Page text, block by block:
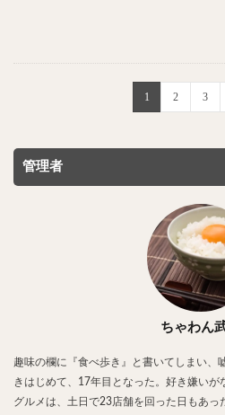
1 2 3
管理者
ちゃわん
趣味の欄に『食べ歩き』と書いてしまい、
きはじめて、17年目となった。好き嫌い
グルメは、土日で23店舗を回った日もあっ